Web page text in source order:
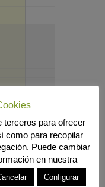
terceros para ofrecer
como para recopilar
Puede cambiar
en nuestra
Configurar